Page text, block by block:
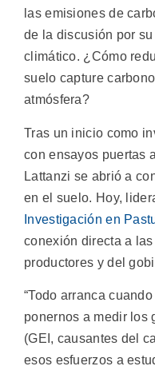
las emisiones de
de la discusión por
climático. ¿Cómo
suelo capture
atmósfera?
Tras un inicio como
con ensayos puertas
Lattanzi se abrió a
en el suelo. Hoy,
Investigación en
conexión directa a
productores y del
“Todo arranca
ponernos a medir los
(GEI, causantes del
esos esfuerzos a